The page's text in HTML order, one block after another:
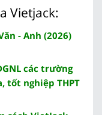
Vietjack:
- Anh (2026)
các trường
tốt nghiệp THPT